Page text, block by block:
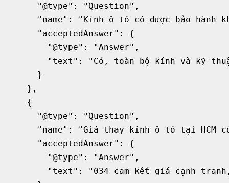
      "@type": "Question",
"name": "Kính ô tô có được bảo hành
      "acceptedAnswer": {
        "@type": "Answer",
"text": "Có, toàn bộ kính và kỹ
      }
    },
    {
      "@type": "Question",
"name": "Giá thay kính ô tô tại HCM
      "acceptedAnswer": {
        "@type": "Answer",
"text": "034 cam kết giá cạnh